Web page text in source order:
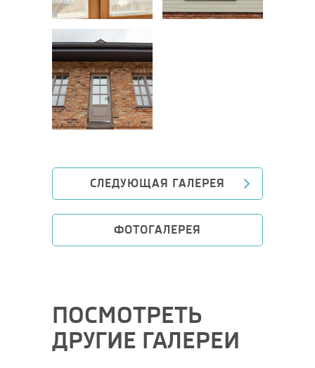
СЛЕДУЮЩАЯ ГАЛЕРЕЯ
ФОТОГАЛЕРЕЯ
ПОСМОТРЕТЬ
ДРУГИЕ ГАЛЕРЕИ